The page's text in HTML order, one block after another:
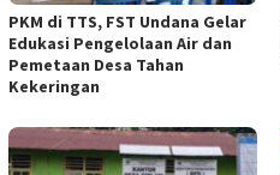
PKM di TTS, FST Undana Gelar
Edukasi Pengelolaan Air dan
Pemetaan Desa Tahan
Kekeringan